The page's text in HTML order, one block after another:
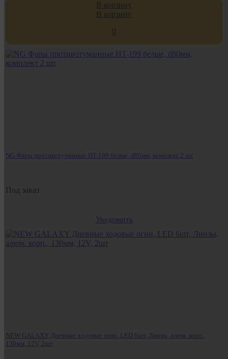
В корзину
В корзину
0
NG Фары противотуманные HT-199 белые, d80мм, комплект 2 шт
Под заказ
Уведомить
NEW GALAXY Дневные ходовые огни, LED 6шт, Линзы, алюм. корп.,
130мм, 12V, 2шт